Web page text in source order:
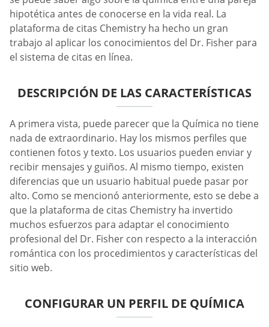
hipotética antes de conocerse en la vida real. La
plataforma de citas Chemistry ha hecho un gran
trabajo al aplicar los conocimientos del Dr. Fisher para
el sistema de citas en línea.
DESCRIPCIÓN DE LAS CARACTERÍSTICAS
A primera vista, puede parecer que la Química no tiene
nada de extraordinario. Hay los mismos perfiles que
contienen fotos y texto. Los usuarios pueden enviar y
recibir mensajes y guiños. Al mismo tiempo, existen
diferencias que un usuario habitual puede pasar por
alto. Como se mencionó anteriormente, esto se debe a
que la plataforma de citas Chemistry ha invertido
muchos esfuerzos para adaptar el conocimiento
profesional del Dr. Fisher con respecto a la interacción
romántica con los procedimientos y características del
sitio web.
CONFIGURAR UN PERFIL DE QUÍMICA